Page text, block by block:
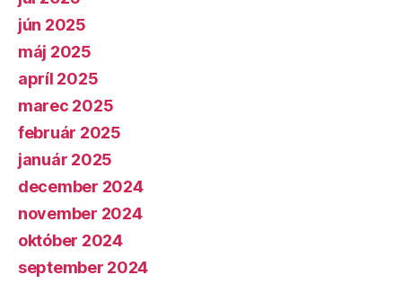
jún 2025
máj 2025
apríl 2025
marec 2025
február 2025
január 2025
december 2024
november 2024
október 2024
september 2024